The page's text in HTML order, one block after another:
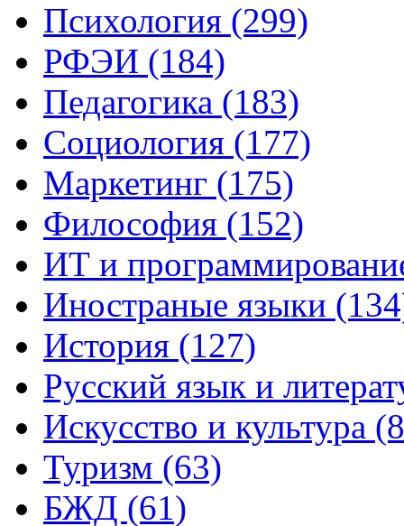
Психология (299)
РФЭИ (184)
Педагогика (183)
Социология (177)
Маркетинг (175)
Философия (152)
ИТ и
Иностраные языки
История (127)
Русский язык и
Искусство и культура
Туризм (63)
БЖД (61)